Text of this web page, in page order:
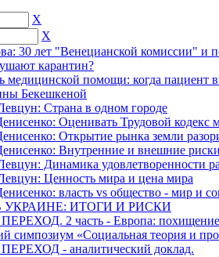
X
X
30 лет "Венецианской комиссии" и
карантин?
медицинской помощи: когда пациент
Бекешкеной
Страна в одном городе
Оценивать Трудовой кодекс
Открытие рынка земли
Внутренние и внешние
Динамика удовлетворенности
Ценность мира и цена мира
власть vs общество - мир и
ИТОГИ И РИСКИ
2 часть - Европа: похищение
симпозиум «Социальная теория и
- аналитический доклад.